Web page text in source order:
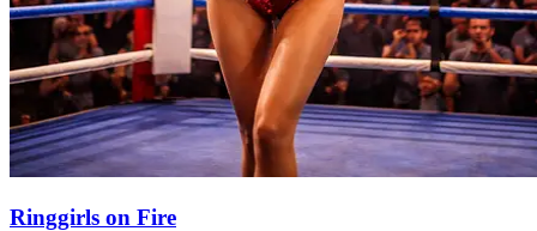
Ringgirls on Fire